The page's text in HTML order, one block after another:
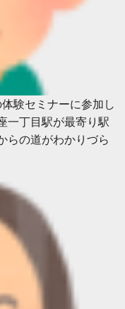
験セミナーに参加し
一丁目駅が最寄り駅
らの道がわかりづら